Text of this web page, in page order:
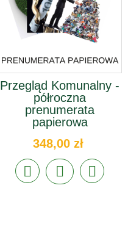
Przegląd Komunalny -
półroczna
prenumerata
papierowa
348,00 zł